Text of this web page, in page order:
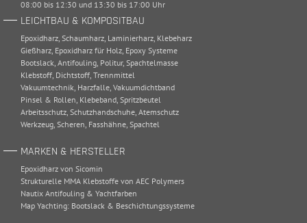
08:00 bis 12:30 und 13:30 bis 17:00 Uhr
LEICHTBAU & KOMPOSITBAU
Epoxidharz, Schaumharz, Laminierharz, Klebeharz
Gießharz, Epoxidharz für Holz, Epoxy Systeme
Bootslack, Antifouling, Politur, Spachtelmasse
Klebstoff, Dichtstoff, Trennmittel
Vakuumtechnik, Harzfalle, Vakuumdichtband
Pinsel & Rollen, Klebeband, Spritzbeutel
Arbeitsschutz, Schutzhandschuhe, Atemschutz
Werkzeug, Scheren, Fasshähne, Spachtel
MARKEN & HERSTELLER
Epoxidharz von Sicomin
Strukturelle MMA Klebstoffe von AEC Polymers
Nautix Antifouling & Yachtfarben
Map Yachting: Bootslack & Beschichtungssysteme